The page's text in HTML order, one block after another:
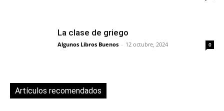
La clase de griego
Algunos Libros Buenos - 12 octubre, 2024 0
Artículos recomendados